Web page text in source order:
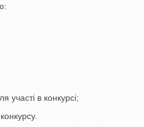
участі в конкурсі;